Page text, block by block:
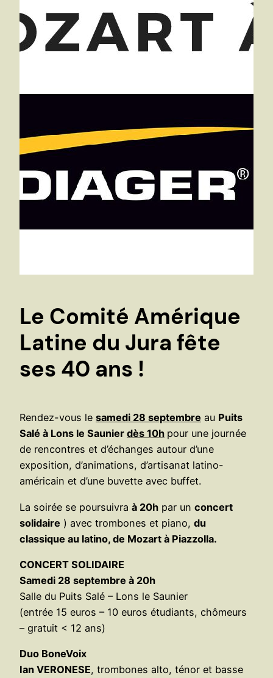
Le Comité Amérique
Latine du Jura fête
ses 40 ans !
Rendez-vous le samedi 28 septembre au Puits
Salé à Lons le Saunier dès 10h pour une journée
de rencontres et d’échanges autour d’une
exposition, d’animations, d’artisanat latino-
américain et d’une buvette avec buffet.
La soirée se poursuivra à 20h par un concert
solidaire ) avec trombones et piano, du
classique au latino, de Mozart à Piazzolla.
CONCERT SOLIDAIRE
Samedi 28 septembre à 20h
Salle du Puits Salé – Lons le Saunier
(entrée 15 euros – 10 euros étudiants, chômeurs
– gratuit < 12 ans)
Duo BoneVoix
Ian VERONESE, trombones alto, ténor et basse